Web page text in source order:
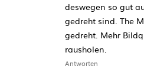
deswegen so gut
gedreht sind. The
gedreht. Mehr
rausholen.
Antworten